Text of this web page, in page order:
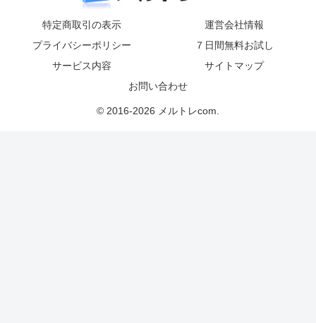
特定商取引の表示
運営会社情報
プライバシーポリシー
７日間無料お試し
サービス内容
サイトマップ
お問い合わせ
© 2016-2026 メルトレcom.